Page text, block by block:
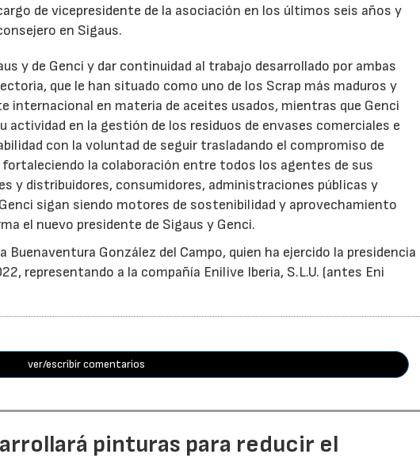
de vicepresidente de la asociación en los últimos seis años y
en Sigaus.
y de Genci y dar continuidad al trabajo desarrollado por ambas
que le han situado como uno de los Scrap más maduros y
internacional en materia de aceites usados, mientras que Genci
en la gestión de los residuos de envases comerciales e
con la voluntad de seguir trasladando el compromiso de
la colaboración entre todos los agentes de sus
y distribuidores, consumidores, administraciones públicas y
sigan siendo motores de sostenibilidad y aprovechamiento
el nuevo presidente de Sigaus y Genci.
González del Campo, quien ha ejercido la presidencia
representando a la compañía Enilive Iberia, S.L.U. (antes Eni
ver/escribir comentarios
pinturas para reducir el